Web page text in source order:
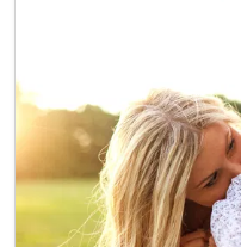
inkl. Kesselgrubs
inkl.
inkl. Kesselinos
inkl. Kesselinos
inkl. Kesselgrubs
inkl. Kesselgrubs